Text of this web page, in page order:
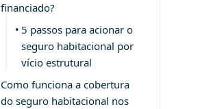
financiado?
5 passos para acionar o
seguro habitacional por
vício estrutural
Como funciona a cobertura
do seguro habitacional nos